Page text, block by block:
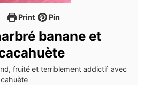
Print Pin
banane et
fruité et terriblement addictif avec